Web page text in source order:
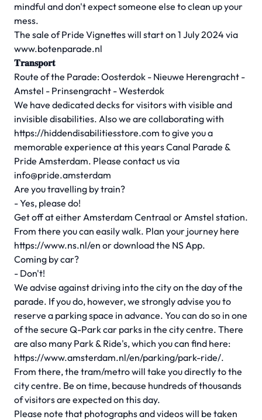
mindful and don't expect someone else to clean up your
mess.
The sale of Pride Vignettes will start on 1 July 2024 via
www.botenparade.nl
𝐓𝐫𝐚𝐧𝐬𝐩𝐨𝐫𝐭
Route of the Parade: Oosterdok - Nieuwe Herengracht -
Amstel - Prinsengracht - Westerdok
We have dedicated decks for visitors with visible and
invisible disabilities. Also we are collaborating with
https://hiddendisabilitiesstore.com to give you a
memorable experience at this years Canal Parade &
Pride Amsterdam. Please contact us via
info@pride.amsterdam
Are you travelling by train?
- Yes, please do!
Get off at either Amsterdam Centraal or Amstel station.
From there you can easily walk. Plan your journey here
https://www.ns.nl/en or download the NS App.
Coming by car?
- Don't!
We advise against driving into the city on the day of the
parade. If you do, however, we strongly advise you to
reserve a parking space in advance. You can do so in one
of the secure Q-Park car parks in the city centre. There
are also many Park & Ride's, which you can find here:
https://www.amsterdam.nl/en/parking/park-ride/.
From there, the tram/metro will take you directly to the
city centre. Be on time, because hundreds of thousands
of visitors are expected on this day.
Please note that photographs and videos will be taken